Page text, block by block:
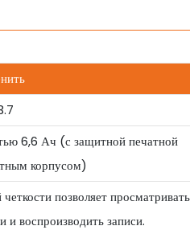
6,6 Ач (с защитной печатной
корпусом)
позволяет просматривать
и воспроизводить записи.